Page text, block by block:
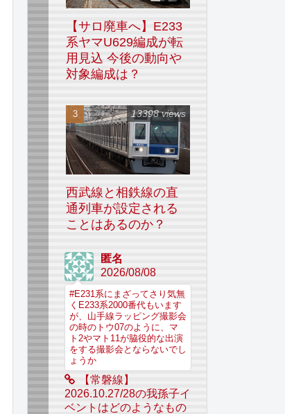
【サロ廃車へ】E233
系ヤマU629編成が転
用見込 今後の動向や
対象編成は？
西武線と相鉄線の直
通列車が設定される
ことはあるのか？
13398 views
匿名
2026/08/08
#E231系にまざってさり気無
くE233系2000番代もいます
が、山手線ラッピング撮影会
の時のトウ07のように、マ
ト2やマト11が脇役的な出演
をする撮影会とならないでし
ょうか
【常磐線】
2026.10.27/28の我孫子イ
ベントはどのようなもの